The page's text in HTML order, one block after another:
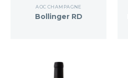
AOC CHAMPAGNE
Bollinger RD